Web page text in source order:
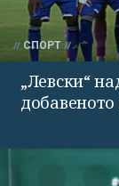
СПОРТ
„Левски“